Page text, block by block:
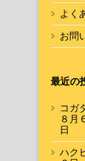
よく
お問
最近の
コガ
８月
日
ハク